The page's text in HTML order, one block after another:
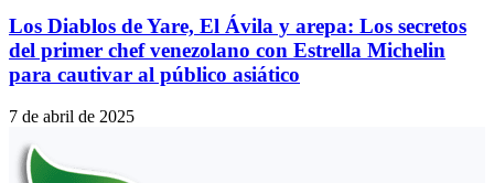
Los Diablos de Yare, El Ávila y arepa: Los secretos
del primer chef venezolano con Estrella Michelin
para cautivar al público asiático
7 de abril de 2025